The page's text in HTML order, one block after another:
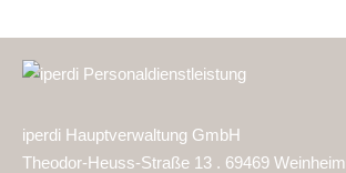
iperdi Hauptverwaltung GmbH
Theodor-Heuss-Straße 13 . 69469 Weinheim